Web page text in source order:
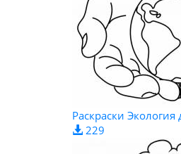
Раскраски Экология
229